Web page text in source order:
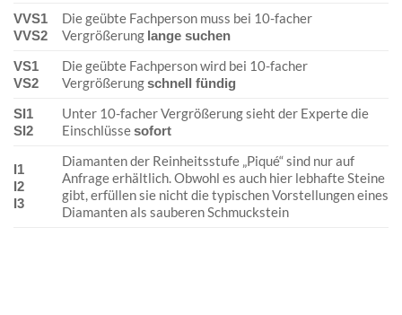
VVS1
VVS2
Die geübte Fachperson muss bei 10-facher
Vergrößerung lange suchen
VS1
VS2
Die geübte Fachperson wird bei 10-facher
Vergrößerungschnell fündig
SI1
SI2
Unter 10-facher Vergrößerung sieht der Experte die
Einschlüssesofort
I1
I2
I3
Diamanten der Reinheitsstufe „Piqué“ sind nur auf
Anfrage erhältlich. Obwohl es auch hier lebhafte Steine
gibt, erfüllen sie nicht die typischen Vorstellungen eines
Diamanten als sauberen Schmuckstein